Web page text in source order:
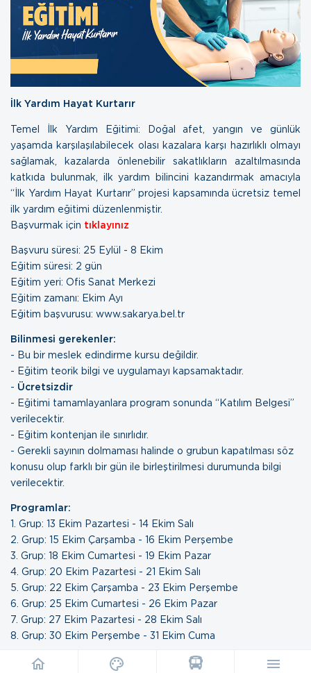
İlk Yardım Hayat Kurtarır
Temel İlk Yardım Eğitimi: Doğal afet, yangın ve günlük
yaşamda karşılaşılabilecek olası kazalara karşı hazırlıklı olmayı
sağlamak, kazalarda önlenebilir sakatlıkların azaltılmasında
katkıda bulunmak, ilk yardım bilincini kazandırmak amacıyla
“İlk Yardım Hayat Kurtarır” projesi kapsamında ücretsiz temel
ilk yardım eğitimi düzenlenmiştir.
Başvurmak için tıklayınız
Başvuru süresi: 25 Eylül - 8 Ekim
Eğitim süresi: 2 gün
Eğitim yeri: Ofis Sanat Merkezi
Eğitim zamanı: Ekim Ayı
Eğitim başvurusu: www.sakarya.bel.tr
Bilinmesi gerekenler:
- Bu bir meslek edindirme kursu değildir.
- Eğitim teorik bilgi ve uygulamayı kapsamaktadır.
- Ücretsizdir
- Eğitimi tamamlayanlara program sonunda “Katılım Belgesi”
verilecektir.
- Eğitim kontenjan ile sınırlıdır.
- Gerekli sayının dolmaması halinde o grubun kapatılması söz
konusu olup farklı bir gün ile birleştirilmesi durumunda bilgi
verilecektir.
Programlar:
1. Grup: 13 Ekim Pazartesi - 14 Ekim Salı
2. Grup: 15 Ekim Çarşamba - 16 Ekim Perşembe
3. Grup: 18 Ekim Cumartesi - 19 Ekim Pazar
4. Grup: 20 Ekim Pazartesi - 21 Ekim Salı
5. Grup: 22 Ekim Çarşamba - 23 Ekim Perşembe
6. Grup: 25 Ekim Cumartesi - 26 Ekim Pazar
7. Grup: 27 Ekim Pazartesi - 28 Ekim Salı
8. Grup: 30 Ekim Perşembe - 31 Ekim Cuma